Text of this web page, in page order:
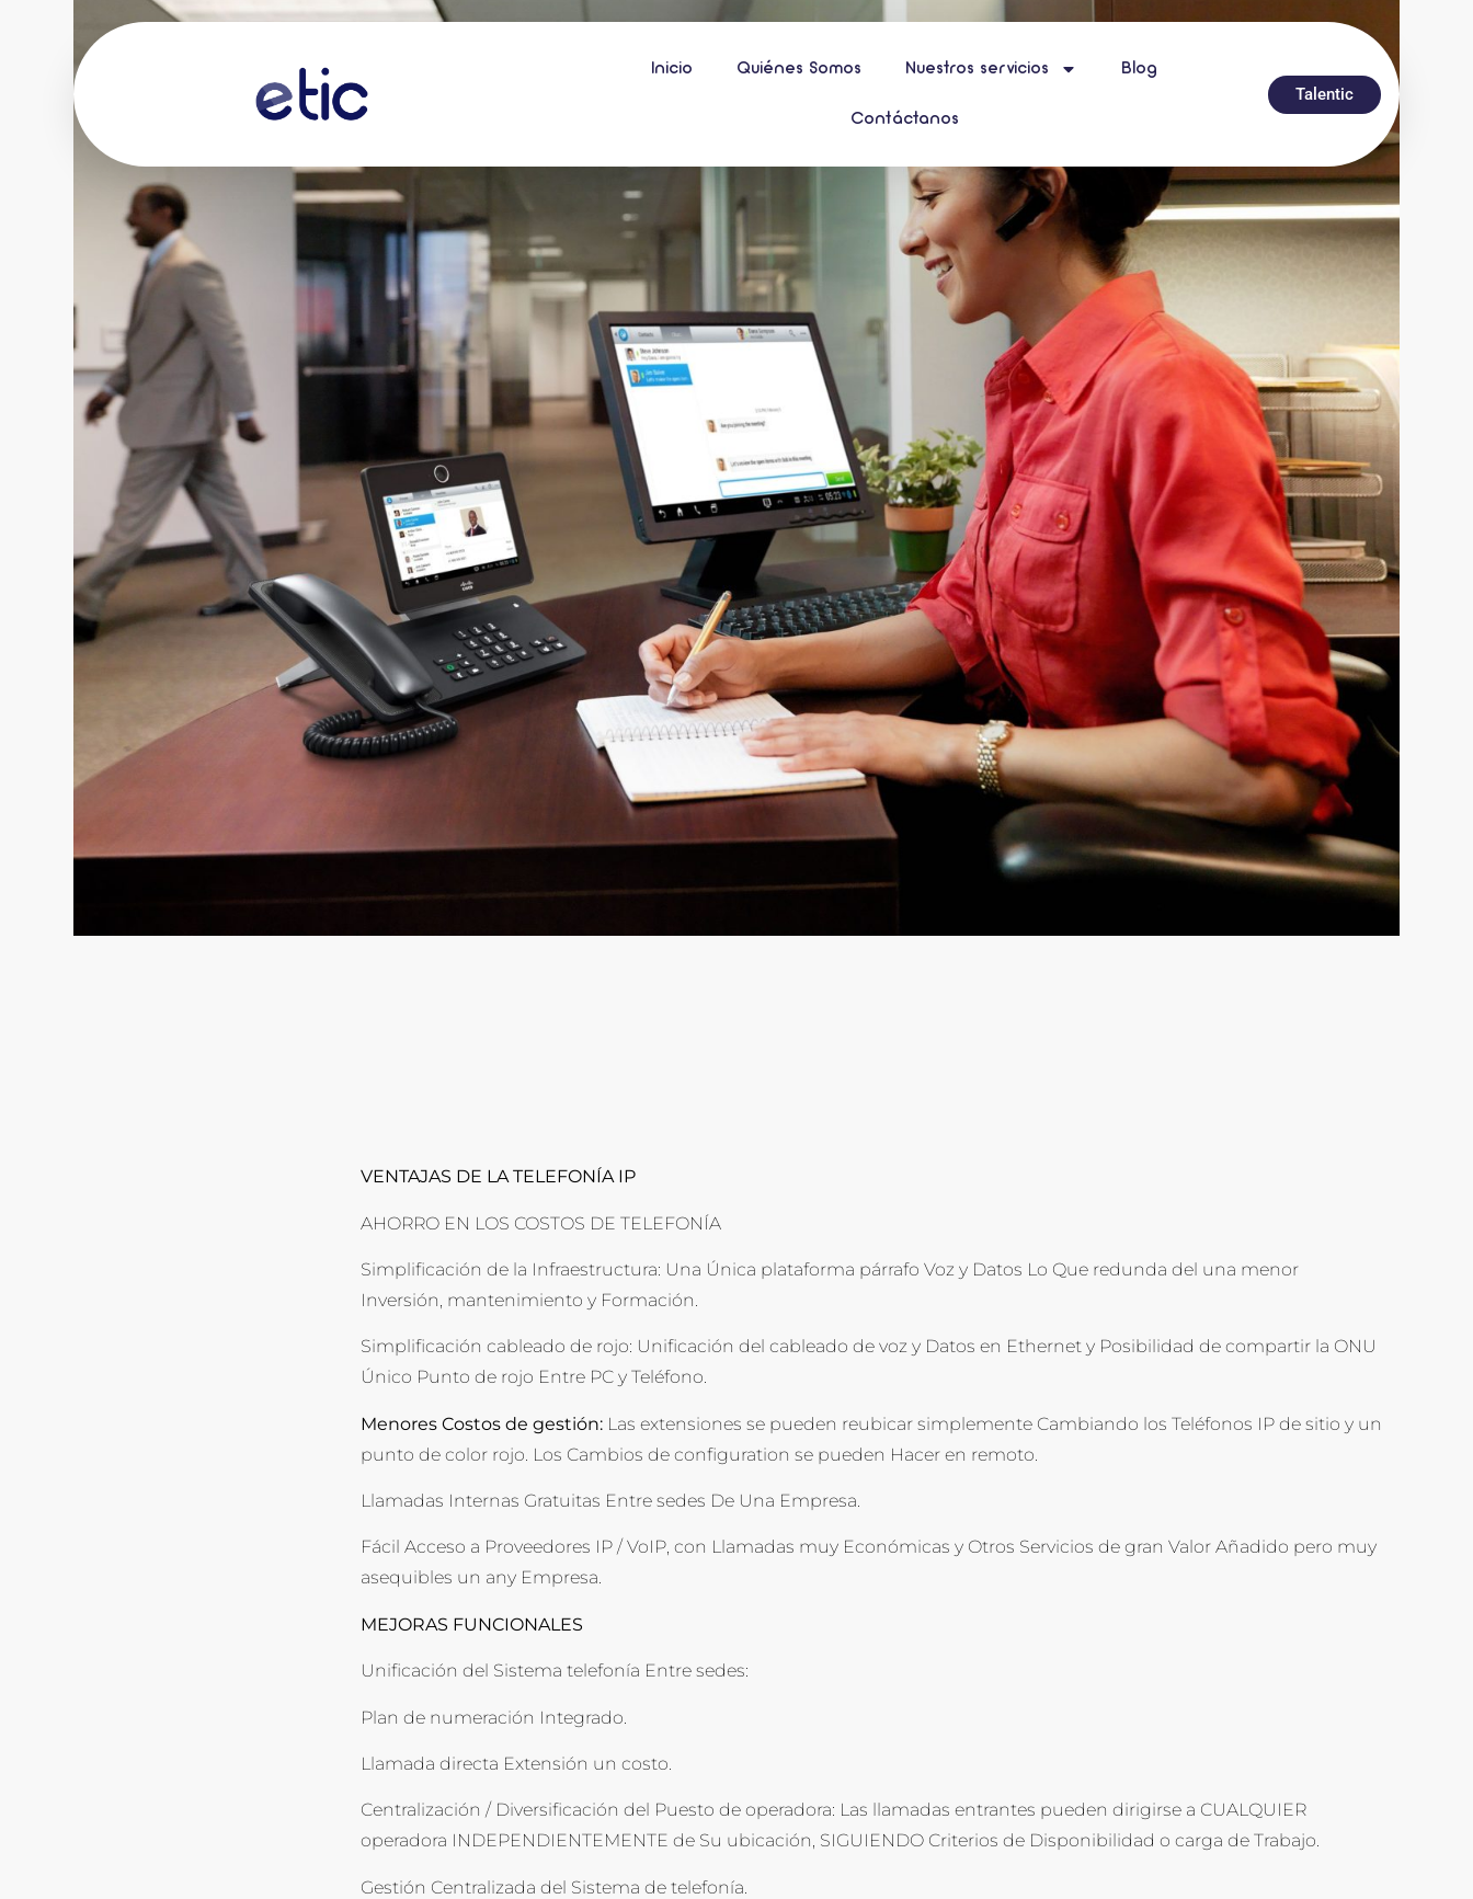
Inicio Quiénes Somos Nuestros servicios Blog
Contáctanos
Talentic
VENTAJAS DE LA TELEFONÍA IP
AHORRO EN LOS COSTOS DE TELEFONÍA
Simplificación de la Infraestructura: Una Única plataforma párrafo Voz y Datos Lo Que redunda del una menor
Inversión, mantenimiento y Formación.
Simplificación cableado de rojo: Unificación del cableado de voz y Datos en Ethernet y Posibilidad de compartir la ONU
Único Punto de rojo Entre PC y Teléfono.
Menores Costos de gestión: Las extensiones se pueden reubicar simplemente Cambiando los Teléfonos IP de sitio y un
punto de color rojo. Los Cambios de configuration se pueden Hacer en remoto.
Llamadas Internas Gratuitas Entre sedes De Una Empresa.
Fácil Acceso a Proveedores IP / VoIP, con Llamadas muy Económicas y Otros Servicios de gran Valor Añadido pero muy
asequibles un any Empresa.
MEJORAS FUNCIONALES
Unificación del Sistema telefonía Entre sedes:
Plan de numeración Integrado.
Llamada directa Extensión un costo.
Centralización / Diversificación del Puesto de operadora: Las llamadas entrantes pueden dirigirse a CUALQUIER
operadora INDEPENDIENTEMENTE de Su ubicación, SIGUIENDO Criterios de Disponibilidad o carga de Trabajo.
Gestión Centralizada del Sistema de telefonía.